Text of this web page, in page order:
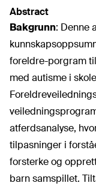
Abstract
Bakgrunn: Denne
foreldre-porgram
med autisme i
atferdsanalyse,
tilpasninger i
forsterke og
barn samspillet.